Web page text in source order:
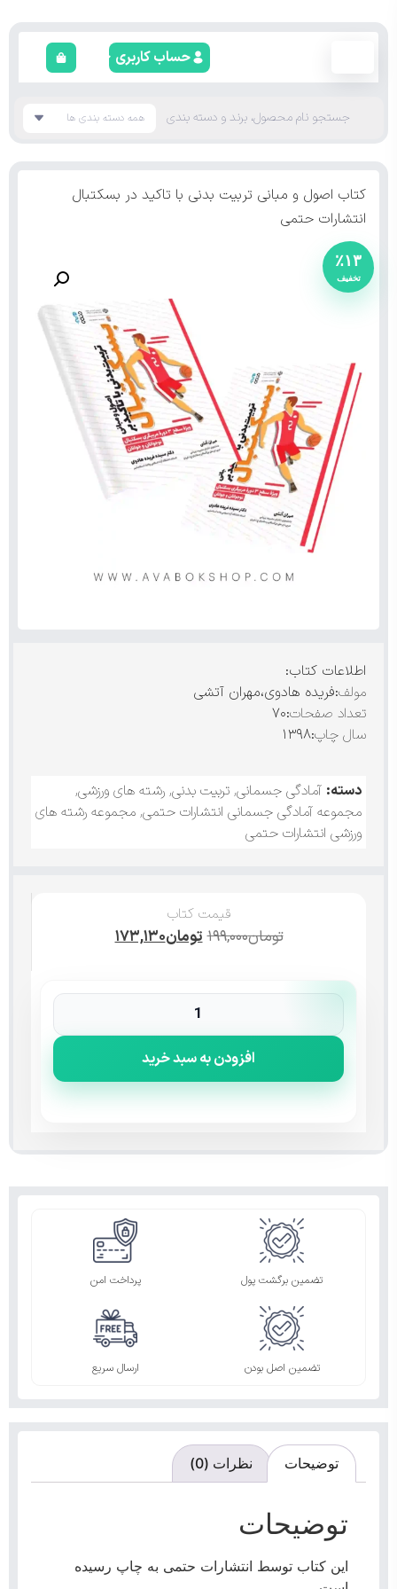
حساب کاربری
کتاب اصول و مبانی تربیت بدنی با تاکید در بسکتبال
انتشارات حتمی
٪۱۳
اطلاعات کتاب:
مولف:فریده هادوی،مهران آتشی
تعداد صفحات:۷۰
سال چاپ:۱۳۹۸
دسته: آمادگی جسمانی, تربیت بدنی, رشته های ورزشی,
مجموعه آمادگی جسمانی انتشارات حتمی, مجموعه رشته های
ورزشی انتشارات حتمی
قیمت کتاب
تومان۱۹۹,۰۰۰تومان۱۷۳,۱۳۰
افزودن به سبد خرید
تضمین برگشت پول پرداخت امن
تضمین اصل بودن ارسال سریع
توضیحات نظرات (0)
توضیحات
این کتاب توسط انتشارات حتمی به چاپ رسیده